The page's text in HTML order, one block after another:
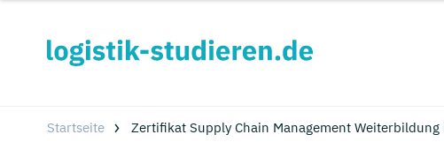
Startseite Zertifikat Supply Chain Management